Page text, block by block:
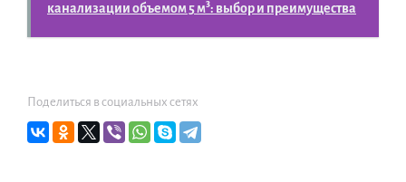
канализации объемом 5 м³: выбор и преимущества
Поделиться в социальных сетях